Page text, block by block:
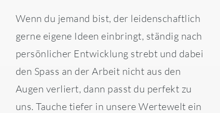
Wenn du jemand bist, der leidenschaftlich
gerne eigene Ideen einbringt, ständig nach
persönlicher Entwicklung strebt und dabei
den Spass an der Arbeit nicht aus den
Augen verliert, dann passt du perfekt zu
uns. Tauche tiefer in unsere Wertewelt ein